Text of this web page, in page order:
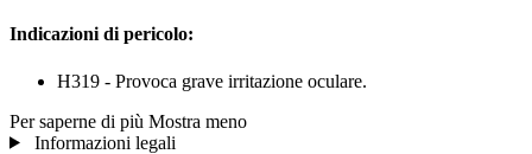
Indicazioni di pericolo:
H319 - Provoca grave irritazione oculare.
Per saperne di più Mostra meno
Informazioni legali